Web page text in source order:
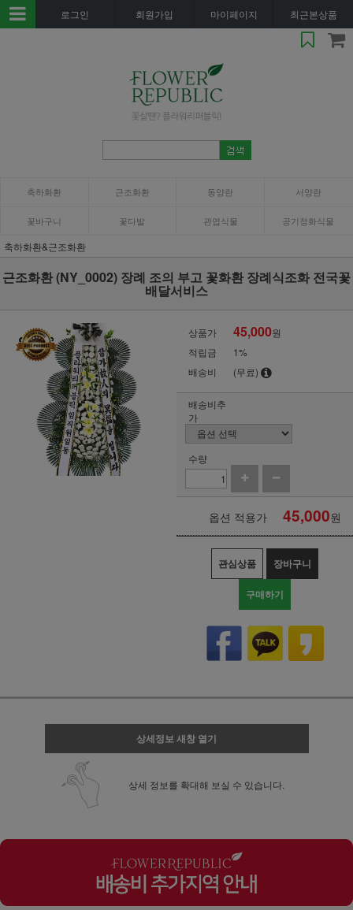
로그인 회원가입 마이페이지 최근본상품
축하화환 근조화환 동양란 서양란
꽃바구니 꽃다발 관엽식물 공기정화식물
축하화환&근조화환
근조화환 (NY_0002) 장례 조의 부고 꽃화환 장례식조화 전국꽃
배달서비스
상품가 45,000원
적립금
1%
배송비
(무료)
배송비추
가
수량
옵션 적용가 45,000원
관심상품 장바구니
구매하기
상세정보 새창 열기
상세 정보를 확대해 보실 수 있습니다.